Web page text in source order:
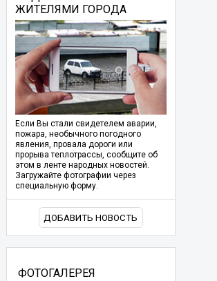
ЖИТЕЛЯМИ ГОРОДА
Если Вы стали свидетелем аварии,
пожара, необычного погодного
явления, провала дороги или
прорыва теплотрассы, сообщите об
этом в ленте народных новостей.
Загружайте фотографии через
специальную форму.
ДОБАВИТЬ НОВОСТЬ
ФОТОГАЛЕРЕЯ